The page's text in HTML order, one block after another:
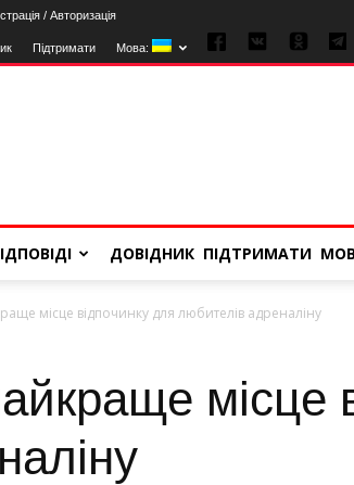
/ Авторизація
Підтримати Мова:
ДОВІДНИК ПІДТРИМАТИ
місце відпочинку для любителів адреналіну
місце